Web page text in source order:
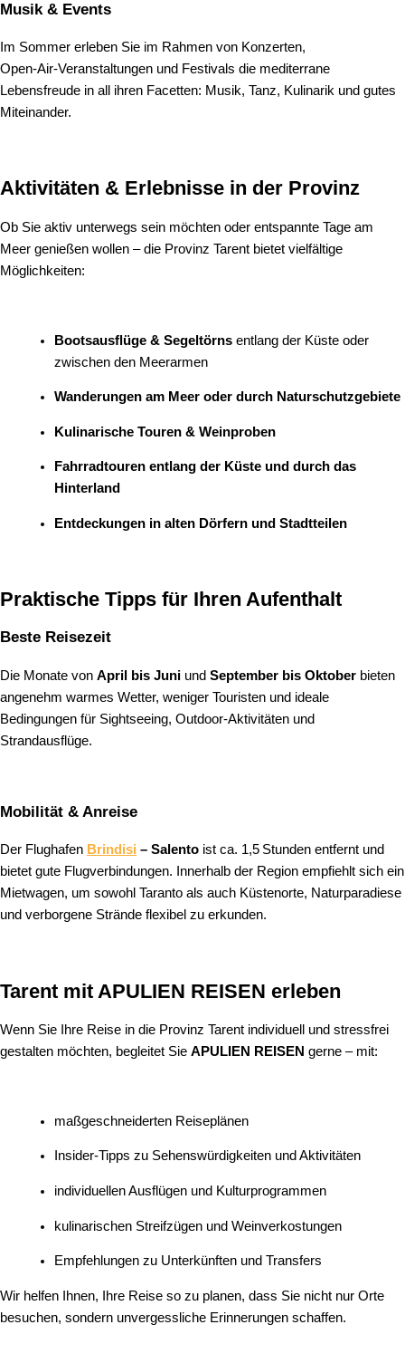
Musik & Events
Im Sommer erleben Sie im Rahmen von Konzerten,
Open‑Air‑Veranstaltungen und Festivals die mediterrane
Lebensfreude in all ihren Facetten: Musik, Tanz, Kulinarik und gutes
Miteinander.
Aktivitäten & Erlebnisse in der Provinz
Ob Sie aktiv unterwegs sein möchten oder entspannte Tage am
Meer genießen wollen – die Provinz Tarent bietet vielfältige
Möglichkeiten:
Bootsausflüge & Segeltörns entlang der Küste oder
zwischen den Meerarmen
Wanderungen am Meer oder durch Naturschutzgebiete
Kulinarische Touren & Weinproben
Fahrradtouren entlang der Küste und durch das
Hinterland
Entdeckungen in alten Dörfern und Stadtteilen
Praktische Tipps für Ihren Aufenthalt
Beste Reisezeit
Die Monate von April bis Juni und September bis Oktober bieten
angenehm warmes Wetter, weniger Touristen und ideale
Bedingungen für Sightseeing, Outdoor‑Aktivitäten und
Strandausflüge.
Mobilität & Anreise
Der Flughafen Brindisi – Salento ist ca. 1,5 Stunden entfernt und
bietet gute Flugverbindungen. Innerhalb der Region empfiehlt sich ein
Mietwagen, um sowohl Taranto als auch Küstenorte, Naturparadiese
und verborgene Strände flexibel zu erkunden.
Tarent mit APULIEN REISEN erleben
Wenn Sie Ihre Reise in die Provinz Tarent individuell und stressfrei
gestalten möchten, begleitet Sie APULIEN REISEN gerne – mit:
maßgeschneiderten Reiseplänen
Insider‑Tipps zu Sehenswürdigkeiten und Aktivitäten
individuellen Ausflügen und Kulturprogrammen
kulinarischen Streifzügen und Weinverkostungen
Empfehlungen zu Unterkünften und Transfers
Wir helfen Ihnen, Ihre Reise so zu planen, dass Sie nicht nur Orte
besuchen, sondern unvergessliche Erinnerungen schaffen.